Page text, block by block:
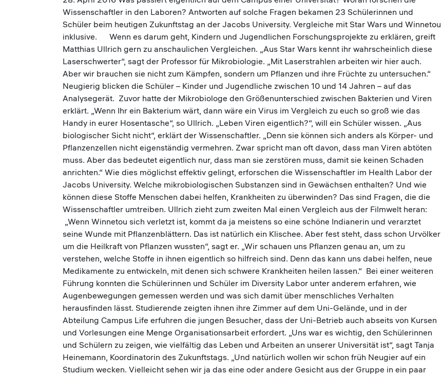
Wissenschaftler in den Laboren? Antworten auf solche Fragen bekamen 23 Schülerinnen und
Schüler beim heutigen Zukunftstag an der Jacobs University. Vergleiche mit Star Wars und Winnetou
inklusive. Wenn es darum geht, Kindern und Jugendlichen Forschungsprojekte zu erklären, greift
Matthias Ullrich gern zu anschaulichen Vergleichen. „Aus Star Wars kennt ihr wahrscheinlich diese
Laserschwerter“, sagt der Professor für Mikrobiologie. „Mit Laserstrahlen arbeiten wir hier auch.
Aber wir brauchen sie nicht zum Kämpfen, sondern um Pflanzen und ihre Früchte zu untersuchen.“
Neugierig blicken die Schüler – Kinder und Jugendliche zwischen 10 und 14 Jahren – auf das
Analysegerät. Zuvor hatte der Mikrobiologe den Größenunterschied zwischen Bakterien und Viren
erklärt. „Wenn Ihr ein Bakterium wärt, dann wäre ein Virus im Vergleich zu euch so groß wie das
Handy in eurer Hosentasche“, so Ullrich. „Leben Viren eigentlich?“, will ein Schüler wissen. „Aus
biologischer Sicht nicht“, erklärt der Wissenschaftler. „Denn sie können sich anders als Körper- und
Pflanzenzellen nicht eigenständig vermehren. Zwar spricht man oft davon, dass man Viren abtöten
muss. Aber das bedeutet eigentlich nur, dass man sie zerstören muss, damit sie keinen Schaden
anrichten.“ Wie dies möglichst effektiv gelingt, erforschen die Wissenschaftler im Health Labor der
Jacobs University. Welche mikrobiologischen Substanzen sind in Gewächsen enthalten? Und wie
können diese Stoffe Menschen dabei helfen, Krankheiten zu überwinden? Das sind Fragen, die die
Wissenschaftler umtreiben. Ullrich zieht zum zweiten Mal einen Vergleich aus der Filmwelt heran:
„Wenn Winnetou sich verletzt ist, kommt da ja meistens so eine schöne Indianerin und verarztet
seine Wunde mit Pflanzenblättern. Das ist natürlich ein Klischee. Aber fest steht, dass schon Urvölker
um die Heilkraft von Pflanzen wussten“, sagt er. „Wir schauen uns Pflanzen genau an, um zu
verstehen, welche Stoffe in ihnen eigentlich so hilfreich sind. Denn das kann uns dabei helfen, neue
Medikamente zu entwickeln, mit denen sich schwere Krankheiten heilen lassen.“ Bei einer weiteren
Führung konnten die Schülerinnen und Schüler im Diversity Labor unter anderem erfahren, wie
Augenbewegungen gemessen werden und was sich damit über menschliches Verhalten
herausfinden lässt. Studierende zeigten ihnen ihre Zimmer auf dem Uni-Gelände, und in der
Abteilung Campus Life erfuhren die jungen Besucher, dass der Uni-Betrieb auch abseits von Kursen
und Vorlesungen eine Menge Organisationsarbeit erfordert. „Uns war es wichtig, den Schülerinnen
und Schülern zu zeigen, wie vielfältig das Leben und Arbeiten an unserer Universität ist“, sagt Tanja
Heinemann, Koordinatorin des Zukunftstags. „Und natürlich wollen wir schon früh Neugier auf ein
Studium wecken. Vielleicht sehen wir ja das eine oder andere Gesicht aus der Gruppe in ein paar